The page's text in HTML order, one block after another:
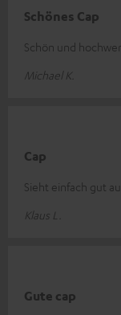
Schönes Cap
Schön und
Michael K.
Cap
Sieht einfach gut
Klaus L.
Gute cap